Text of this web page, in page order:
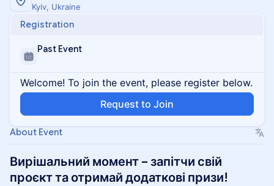
Kyiv, Ukraine
Registration
Past Event
Welcome! To join the event, please register below.
Request to Join
About Event
Вирішальний момент – запітчи свій
проєкт та отримай додаткові призи!